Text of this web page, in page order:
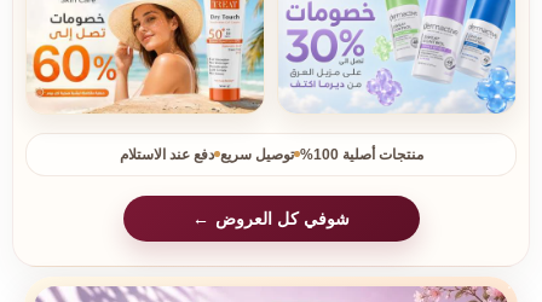
منتجات أصلية 100% توصيل سريع دفع عند الاستلام
شوفي كل العروض